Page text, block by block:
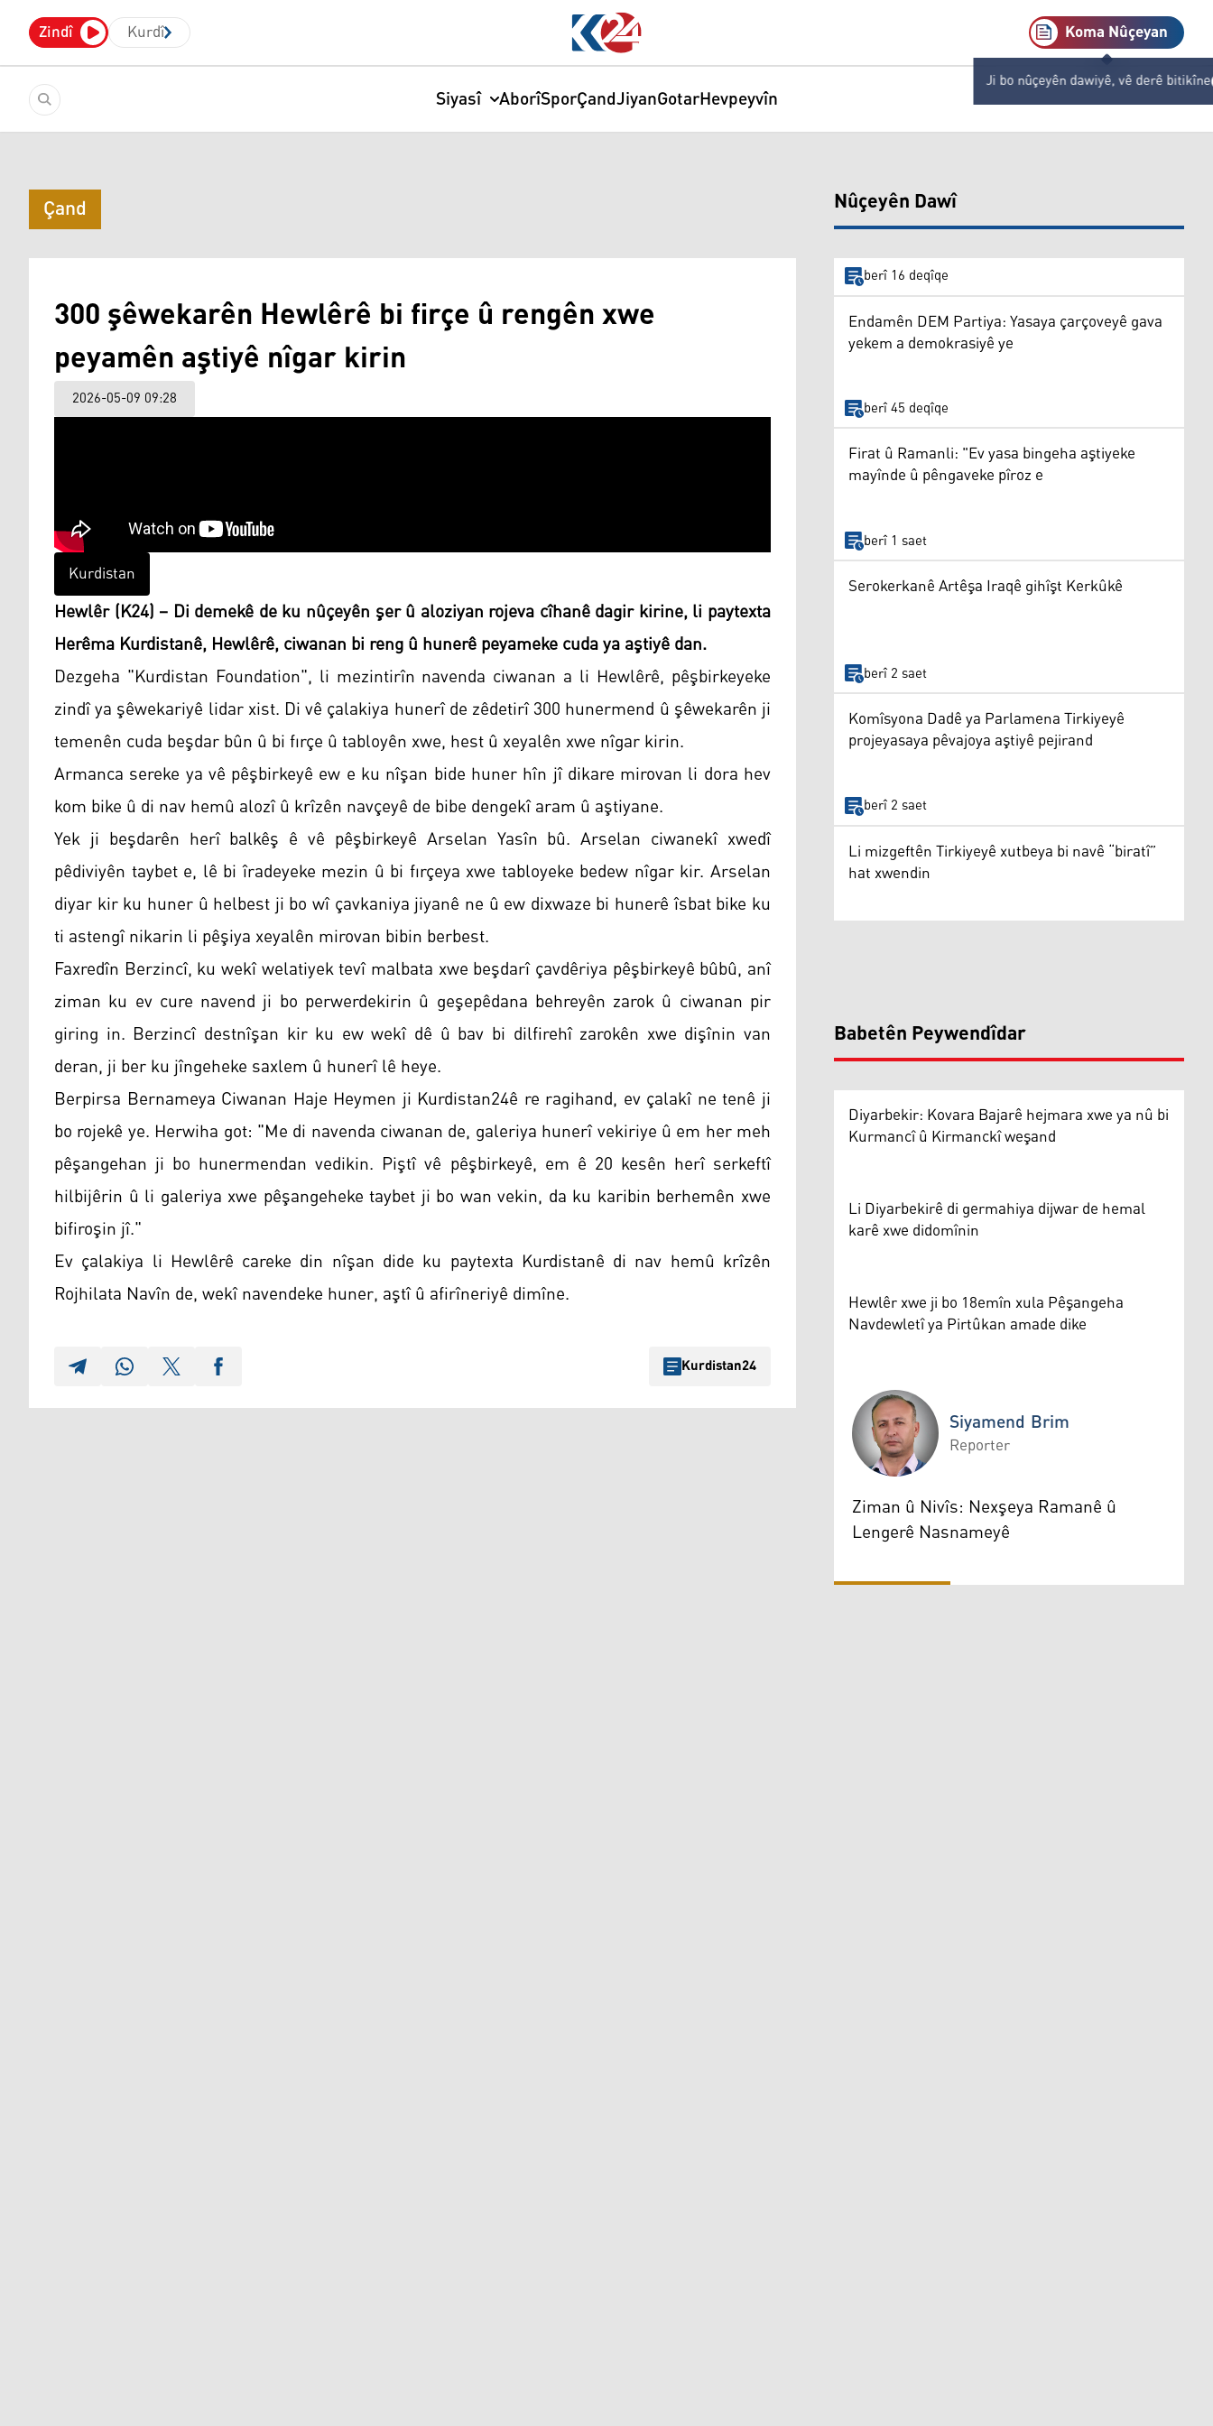
Zindî Kurdî Koma Nûçeyan
Ji bo nûçeyên dawiyê, vê derê bitikîne
Siyasî AborîSporÇandJiyanGotarHevpeyvîn
Çand
300 şêwekarên Hewlêrê bi firçe û rengên xwe
peyamên aştiyê nîgar kirin
2026-05-09 09:28
Kurdistan
Hewlêr (K24) – Di demekê de ku nûçeyên şer û aloziyan rojeva cîhanê dagir kirine, li paytexta
Herêma Kurdistanê, Hewlêrê, ciwanan bi reng û hunerê peyameke cuda ya aştiyê dan.
Dezgeha "Kurdistan Foundation", li mezintirîn navenda ciwanan a li Hewlêrê, pêşbirkeyeke
zindî ya şêwekariyê lidar xist. Di vê çalakiya hunerî de zêdetirî 300 hunermend û şêwekarên ji
temenên cuda beşdar bûn û bi fırçe û tabloyên xwe, hest û xeyalên xwe nîgar kirin.
Armanca sereke ya vê pêşbirkeyê ew e ku nîşan bide huner hîn jî dikare mirovan li dora hev
kom bike û di nav hemû alozî û krîzên navçeyê de bibe dengekî aram û aştiyane.
Yek ji beşdarên herî balkêş ê vê pêşbirkeyê Arselan Yasîn bû. Arselan ciwanekî xwedî
pêdiviyên taybet e, lê bi îradeyeke mezin û bi fırçeya xwe tabloyeke bedew nîgar kir. Arselan
diyar kir ku huner û helbest ji bo wî çavkaniya jiyanê ne û ew dixwaze bi hunerê îsbat bike ku
ti astengî nikarin li pêşiya xeyalên mirovan bibin berbest.
Faxredîn Berzincî, ku wekî welatiyek tevî malbata xwe beşdarî çavdêriya pêşbirkeyê bûbû, anî
ziman ku ev cure navend ji bo perwerdekirin û geşepêdana behreyên zarok û ciwanan pir
giring in. Berzincî destnîşan kir ku ew wekî dê û bav bi dilfirehî zarokên xwe dişînin van
deran, ji ber ku jîngeheke saxlem û hunerî lê heye.
Berpirsa Bernameya Ciwanan Haje Heymen ji Kurdistan24ê re ragihand, ev çalakî ne tenê ji
bo rojekê ye. Herwiha got: "Me di navenda ciwanan de, galeriya hunerî vekiriye û em her meh
pêşangehan ji bo hunermendan vedikin. Piştî vê pêşbirkeyê, em ê 20 kesên herî serkeftî
hilbijêrin û li galeriya xwe pêşangeheke taybet ji bo wan vekin, da ku karibin berhemên xwe
bifiroşin jî."
Ev çalakiya li Hewlêrê careke din nîşan dide ku paytexta Kurdistanê di nav hemû krîzên
Rojhilata Navîn de, wekî navendeke huner, aştî û afirîneriyê dimîne.
Kurdistan24
Nûçeyên Dawî
berî 16 deqîqe
Endamên DEM Partiya: Yasaya çarçoveyê gava
yekem a demokrasiyê ye
berî 45 deqîqe
Firat û Ramanli: "Ev yasa bingeha aştiyeke
mayînde û pêngaveke pîroz e
berî 1 saet
Serokerkanê Artêşa Iraqê gihîşt Kerkûkê
berî 2 saet
Komîsyona Dadê ya Parlamena Tirkiyeyê
projeyasaya pêvajoya aştiyê pejirand
berî 2 saet
Li mizgeftên Tirkiyeyê xutbeya bi navê “biratî”
hat xwendin
Babetên Peywendîdar
Diyarbekir: Kovara Bajarê hejmara xwe ya nû bi
Kurmancî û Kirmanckî weşand
Li Diyarbekirê di germahiya dijwar de hemal
karê xwe didomînin
Hewlêr xwe ji bo 18emîn xula Pêşangeha
Navdewletî ya Pirtûkan amade dike
Siyamend Brim
Siyamend Brim
Reporter
Ziman û Nivîs: Nexşeya Ramanê û
Lengerê Nasnameyê